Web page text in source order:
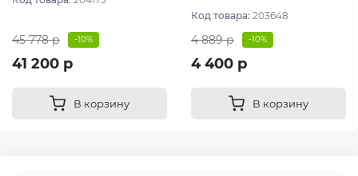
45 778 р -10%
41 200 р
В корзину
Код товара: 203648
4 889 р -10%
4 400 р
В корзину